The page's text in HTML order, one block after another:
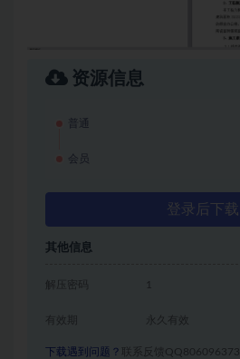
资源信息
普通
会员
登录后下载
其他信息
1
有效期 永久有效
下载遇到问题？ 联系反馈